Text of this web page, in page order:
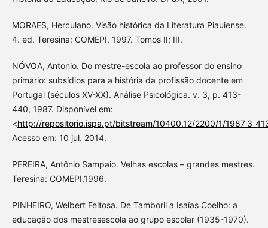
MORAES, Herculano. Visão histórica da Literatura Piauiense.
4. ed. Teresina: COMEPI, 1997. Tomos II; III.
NÓVOA, Antonio. Do mestre-escola ao professor do ensino
primário: subsídios para a história da profissão docente em
Portugal (séculos XV-XX). Análise Psicológica. v. 3, p. 413-
440, 1987. Disponível em:
<http://repositorio.ispa.pt/bitstream/10400.12/2200/1/
Acesso em: 10 jul. 2014.
PEREIRA, Antônio Sampaio. Velhas escolas – grandes mestres.
Teresina: COMEPI,1996.
PINHEIRO, Welbert Feitosa. De Tamboril a Isaías Coelho: a
educação dos mestresescola ao grupo escolar (1935-1970).